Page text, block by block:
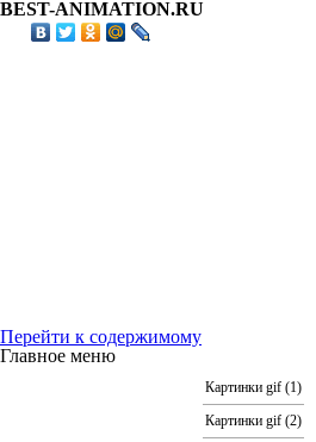
BEST-ANIMATION.RU
Перейти к содержимому
Главное меню
Картинки gif (1)
Картинки gif (2)